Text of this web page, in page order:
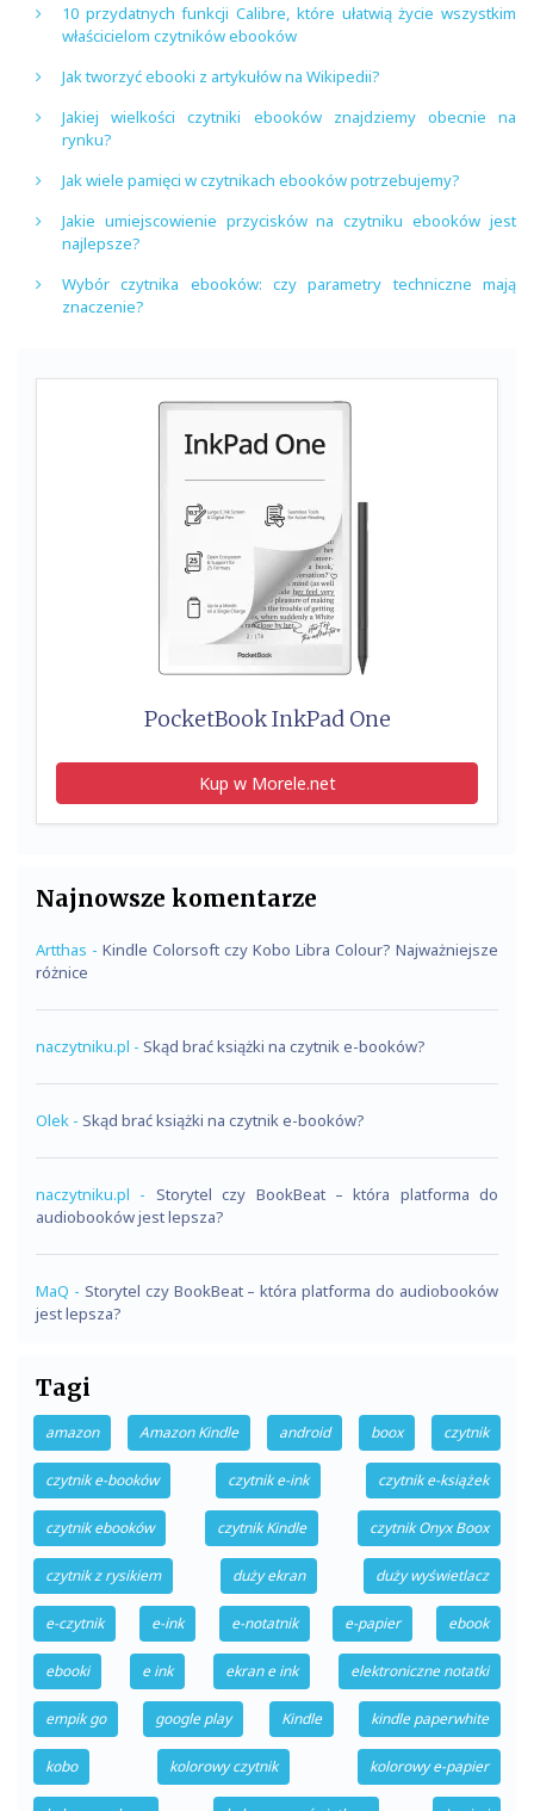
10 przydatnych funkcji Calibre, które ułatwią życie wszystkim
właścicielom czytników ebooków
Jak tworzyć ebooki z artykułów na Wikipedii?
Jakiej wielkości czytniki ebooków znajdziemy obecnie na
rynku?
Jak wiele pamięci w czytnikach ebooków potrzebujemy?
Jakie umiejscowienie przycisków na czytniku ebooków jest
najlepsze?
Wybór czytnika ebooków: czy parametry techniczne mają
znaczenie?
PocketBook InkPad One
Kup w Morele.net
Najnowsze komentarze
Artthas - Kindle Colorsoft czy Kobo Libra Colour? Najważniejsze
różnice
naczytniku.pl - Skąd brać książki na czytnik e-booków?
Olek - Skąd brać książki na czytnik e-booków?
naczytniku.pl - Storytel czy BookBeat – która platforma do
audiobooków jest lepsza?
MaQ - Storytel czy BookBeat – która platforma do audiobooków
jest lepsza?
Tagi
amazon Amazon Kindle android boox czytnik
czytnik e-booków czytnik e-ink czytnik e-książek
czytnik ebooków czytnik Kindle czytnik Onyx Boox
czytnik z rysikiem duży ekran duży wyświetlacz
e-czytnik e-ink e-notatnik e-papier ebook
ebooki e ink ekran e ink elektroniczne notatki
empik go google play Kindle kindle paperwhite
kobo kolorowy czytnik kolorowy e-papier